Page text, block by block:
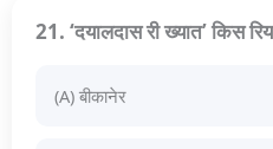
21. ‘दयालदास री ख्यात’ किस
(A) बीकानेर